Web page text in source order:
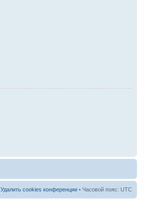
Удалить cookies конференции • Часовой пояс: UTC